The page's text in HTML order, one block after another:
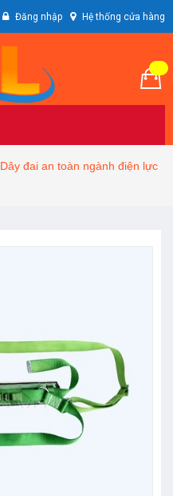
Đăng nhập Hệ thống cửa hàng
Dây đai an toàn ngành điện lực